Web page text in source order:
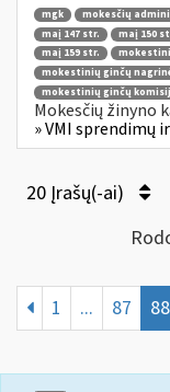
mgk mokesčių
maį 147 str.
maį 150
maį 159 str.
mokestinių ginčų
mokestinių ginčų
Mokesčių žinyno
» VMI sprendimų
20 Įrašų(-ai)
1 ... 87 88